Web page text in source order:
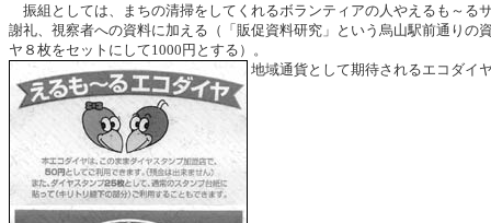
振組としては、まちの清掃をしてくれるボランティアの人やえるも～る
謝礼、視察者への資料に加える（「販促資料研究」という烏山駅前通りの
ヤ８枚をセットにして1000円とする）。
地域通貨として期待されるエコダイ